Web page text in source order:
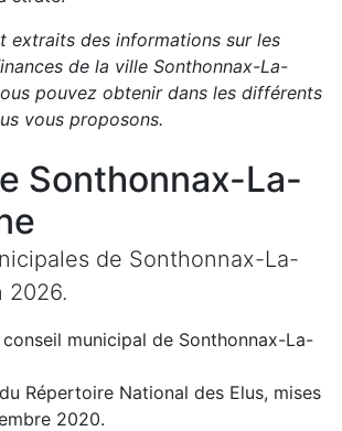
extraits des informations sur les
de la ville Sonthonnax-La-
pouvez obtenir dans les différents
vous proposons.
Sonthonnax-La-
de Sonthonnax-La-
2026.
municipal de Sonthonnax-La-
Répertoire National des Elus, mises
2020.